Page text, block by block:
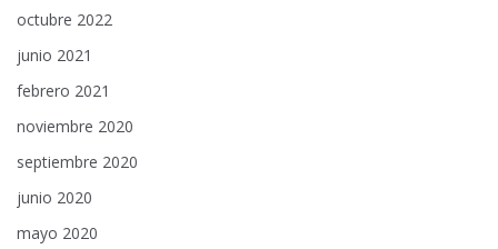
octubre 2022
junio 2021
febrero 2021
noviembre 2020
septiembre 2020
junio 2020
mayo 2020